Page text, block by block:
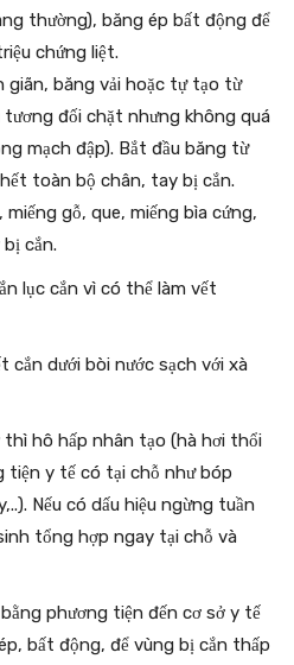
thường), băng ép bất động để
chứng liệt.
giãn, băng vải hoặc tự tạo từ
tương đối chặt nhưng không quá
mạch đập). Bắt đầu băng từ
toàn bộ chân, tay bị cắn.
miếng gỗ, que, miếng bìa cứng,
cắn.
lục cắn vì có thể làm vết
cắn dưới bòi nước sạch với xà
thì hô hấp nhân tạo (hà hơi thổi
tiện y tế có tại chỗ như bóp
Nếu có dấu hiệu ngừng tuần
tổng hợp ngay tại chỗ và
phương tiện đến cơ sở y tế
bất động, để vùng bị cắn thấp